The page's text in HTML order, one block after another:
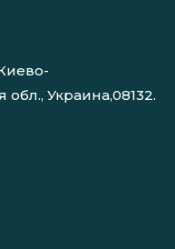
Украина,08132.